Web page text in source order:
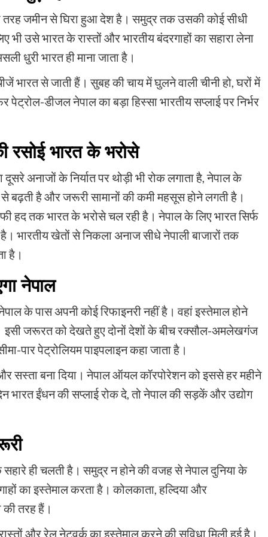
तरह जमीन से घिरा हुआ देश है। समुद्र तक उसकी कोई सीधी
उसे भारत के रास्तों और भारतीय बंदरगाहों का सहारा लेना
धुरी भारत ही माना जाता है।
भारत से जाती हैं। सुबह की चाय में घुलने वाली चीनी हो, घरों में
पेट्रोल-डीजल नेपाल का बड़ा हिस्सा भारतीय सप्लाई पर निर्भर
भारत के भरोसे
अनाजों के निर्यात पर थोड़ी भी रोक लगाता है, नेपाल के
बढ़ती है और जरूरी सामानों की कमी महसूस होने लगती है।
हद तक भारत के भरोसे चल रही है। नेपाल के लिए भारत सिर्फ
भारतीय खेतों से निकला अनाज सीधे नेपाली बाजारों तक
है।
नेपाल
के पास अपनी कोई रिफाइनरी नहीं है। वहां इस्तेमाल होने
इसी जरूरत को देखते हुए दोनों देशों के बीच रक्सौल-अमलेखगंज
पार पेट्रोलियम पाइपलाइन कहा जाता है।
सस्ता बना दिया। नेपाल ऑयल कॉरपोरेशन को इससे हर महीने
भारत ईंधन की सप्लाई रोक दे, तो नेपाल की सड़कें और उद्योग
सहारे ही चलती है। समुद्र न होने की वजह से नेपाल दुनिया के
का इस्तेमाल करता है। कोलकाता, हल्दिया और
तरह हैं।
और रेल नेटवर्क का इस्तेमाल करने की सुविधा मिली हुई है।